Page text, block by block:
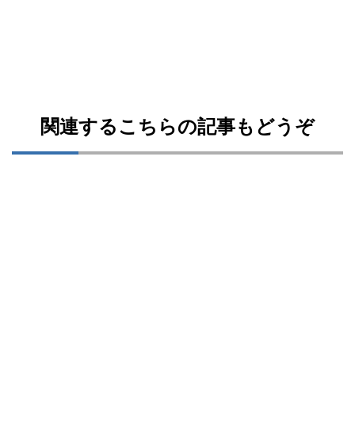
関連するこちらの記事もどうぞ